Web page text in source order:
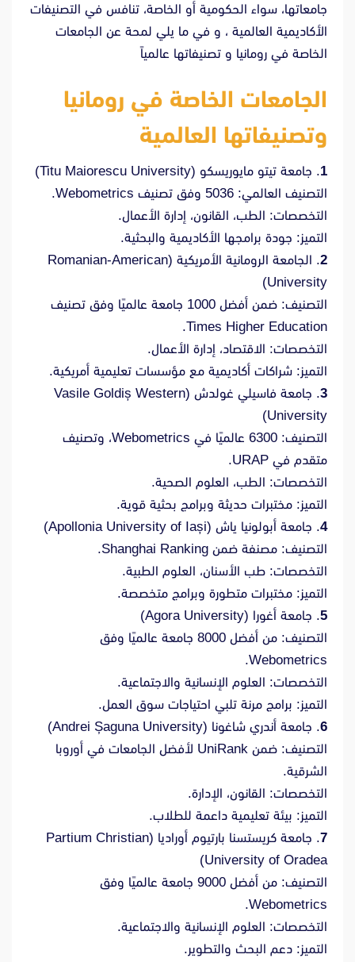
جامعاتها، سواء الحكومية أو الخاصة، تنافس في التصنيفات
الأكاديمية العالمية ، و في ما يلي لمحة عن الجامعات
الخاصة في رومانيا و تصنيفاتها عالمياً
الجامعات الخاصة في رومانيا
وتصنيفاتها العالمية
1. جامعة تيتو مايوريسكو (Titu Maiorescu University)
التصنيف العالمي: 5036 وفق تصنيف Webometrics.
التخصصات: الطب، القانون، إدارة الأعمال.
التميز: جودة برامجها الأكاديمية والبحثية.
2
. الجامعة الرومانية الأمريكية (Romanian-American
University)
التصنيف: ضمن أفضل 1000 جامعة عالميًا وفق تصنيف
Times Higher Education.
التخصصات: الاقتصاد، إدارة الأعمال.
التميز: شراكات أكاديمية مع مؤسسات تعليمية أمريكية.
3
. جامعة فاسيلي غولدش (Vasile Goldiș Western
University)
التصنيف: 6300 عالميًا في Webometrics، وتصنيف
متقدم في URAP.
التخصصات: الطب، العلوم الصحية.
التميز: مختبرات حديثة وبرامج بحثية قوية.
4. جامعة أبولونيا ياش (Apollonia University of Iași)
التصنيف: مصنفة ضمن Shanghai Ranking.
التخصصات: طب الأسنان، العلوم الطبية.
التميز: مختبرات متطورة وبرامج متخصصة.
5. جامعة أغورا (Agora University)
التصنيف: من أفضل 8000 جامعة عالميًا وفق
Webometrics.
التخصصات: العلوم الإنسانية والاجتماعية.
التميز: برامج مرنة تلبي احتياجات سوق العمل.
6. جامعة أندري شاغونا (Andrei Șaguna University)
التصنيف: ضمن UniRank لأفضل الجامعات في أوروبا
الشرقية.
التخصصات: القانون، الإدارة.
التميز: بيئة تعليمية داعمة للطلاب.
7
. جامعة كريستسنا بارتيوم أوراديا (Partium Christian
University of Oradea)
التصنيف: من أفضل 9000 جامعة عالميًا وفق
Webometrics.
التخصصات: العلوم الإنسانية والاجتماعية.
التميز: دعم البحث والتطوير.